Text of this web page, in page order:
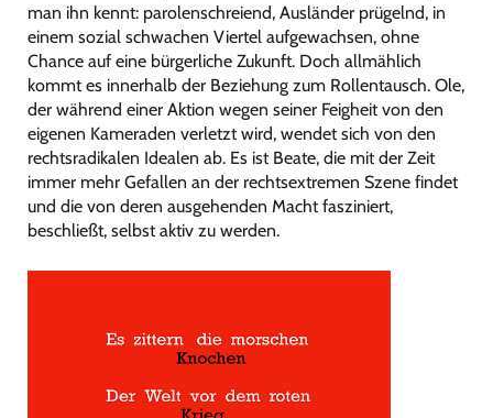
man ihn kennt: parolenschreiend, Ausländer prügelnd, in
einem sozial schwachen Viertel aufgewachsen, ohne
Chance auf eine bürgerliche Zukunft. Doch allmählich
kommt es innerhalb der Beziehung zum Rollentausch. Ole,
der während einer Aktion wegen seiner Feigheit von den
eigenen Kameraden verletzt wird, wendet sich von den
rechtsradikalen Idealen ab. Es ist Beate, die mit der Zeit
immer mehr Gefallen an der rechtsextremen Szene findet
und die von deren ausgehenden Macht fasziniert,
beschließt, selbst aktiv zu werden.